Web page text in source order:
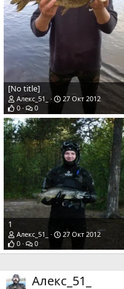
[No title]
Алекс_51_
27 Окт 2012
0
0
1
Алекс_51_
27 Окт 2012
0
0
Алекс_51_